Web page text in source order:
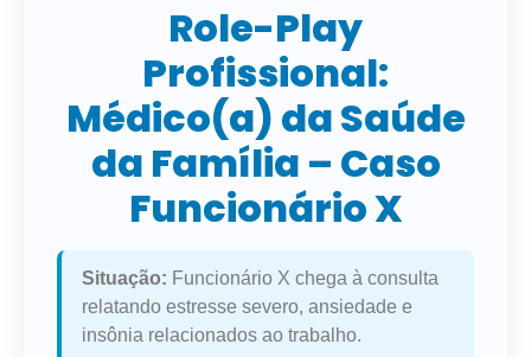
Role-Play
Profissional:
Médico(a) da Saúde
da Família – Caso
Funcionário X
Situação: Funcionário X chega à consulta
relatando estresse severo, ansiedade e
insônia relacionados ao trabalho.